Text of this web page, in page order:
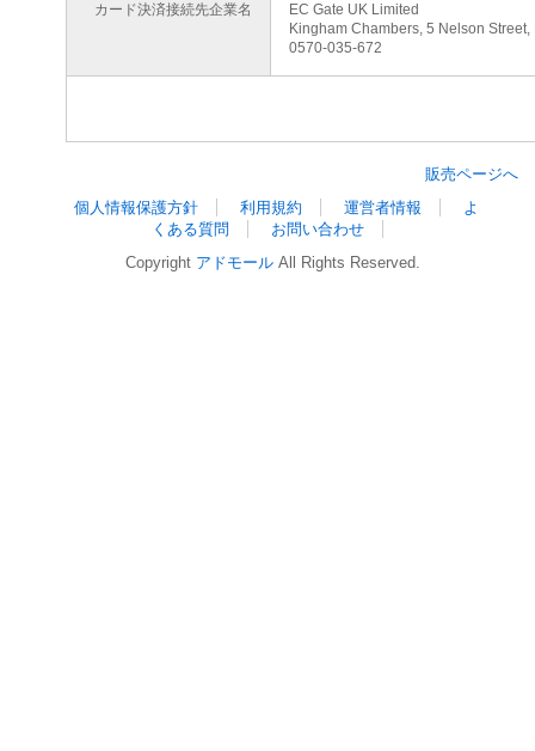
カード決済接続先企業名
EC Gate UK Limited
Kingham Chambers, 5 Nelson
0570-035-672
販売ページへ
個人情報保護方針
利用規約 運営者情報
よ
くある質問
お問い合わせ
Copyright アドモール All Rights Reserved.